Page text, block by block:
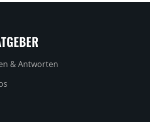
& Antworten